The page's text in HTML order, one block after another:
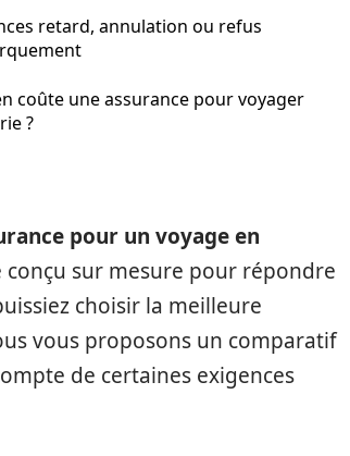
retard, annulation ou refus
coûte une assurance pour voyager
?
pour un voyage en
sur mesure pour répondre
choisir la meilleure
vous proposons un comparatif
de certaines exigences